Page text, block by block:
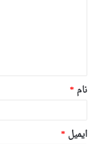
*
نام *
ایمیل *